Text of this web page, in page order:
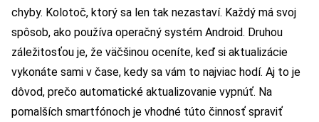
chyby. Kolotoč, ktorý sa len tak nezastaví. Každý má svoj
spôsob, ako používa operačný systém Android. Druhou
záležitosťou je, že väčšinou oceníte, keď si aktualizácie
vykonáte sami v čase, kedy sa vám to najviac hodí. Aj to je
dôvod, prečo automatické aktualizovanie vypnúť. Na
pomalších smartfónoch je vhodné túto činnosť spraviť